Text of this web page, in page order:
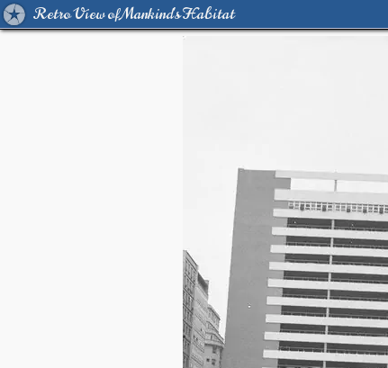
Retro View of Mankind's Habitat